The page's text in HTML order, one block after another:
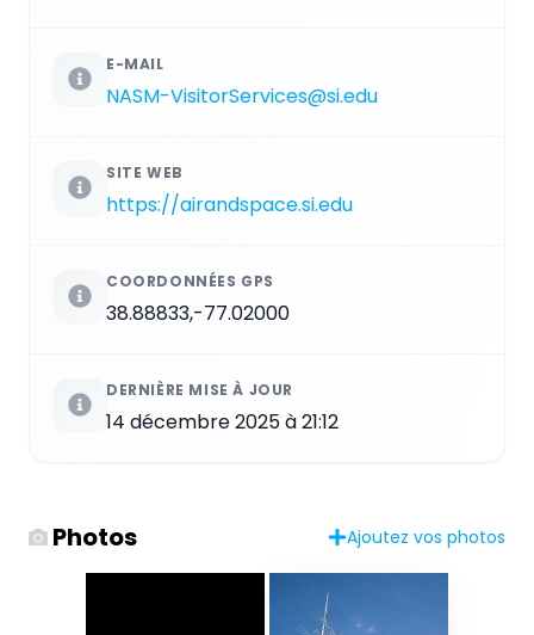
E-MAIL
NASM-VisitorServices@si.edu
SITE WEB
https://airandspace.si.edu
COORDONNÉES GPS
38.88833,-77.02000
DERNIÈRE MISE À JOUR
14 décembre 2025 à 21:12
Photos Ajoutez vos photos